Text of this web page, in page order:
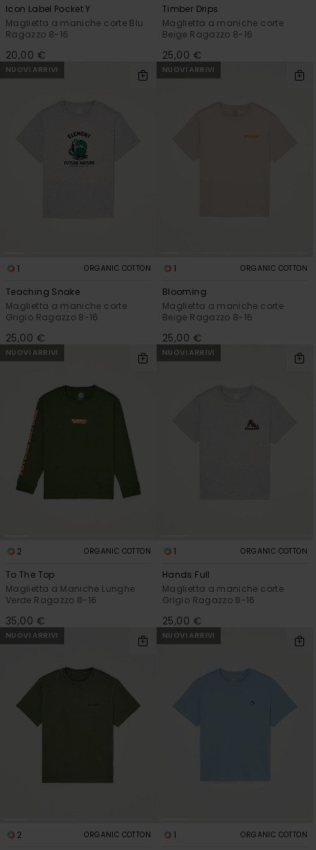
Icon Label Pocket Y
Maglietta a maniche corte Blu
Ragazzo 8-16
20,00 €
Timber Drips
Maglietta a maniche corte
Beige Ragazzo 8-16
25,00 €
NUOVI ARRIVI
1 ORGANIC COTTON
Teaching Snake
Maglietta a maniche corte
Grigio Ragazzo 8-16
25,00 €
NUOVI ARRIVI
1 ORGANIC COTTON
Blooming
Maglietta a maniche corte
Beige Ragazzo 8-16
25,00 €
NUOVI ARRIVI
2 ORGANIC COTTON
To The Top
Maglietta a Maniche Lunghe
Verde Ragazzo 8-16
35,00 €
NUOVI ARRIVI
1 ORGANIC COTTON
Hands Full
Maglietta a maniche corte
Grigio Ragazzo 8-16
25,00 €
NUOVI ARRIVI
2 ORGANIC COTTON
NUOVI ARRIVI
1 ORGANIC COTTON